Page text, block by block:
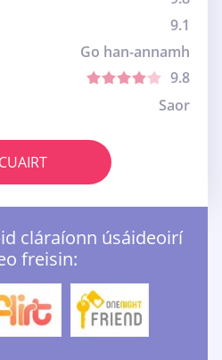
9.1
Go han-annamh
9.8
Saor
CUAIRT
cláraíonn úsáideoirí
freisin: